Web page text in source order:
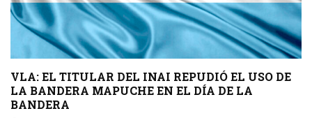
VLA: EL TITULAR DEL INAI REPUDIÓ EL USO DE
LA BANDERA MAPUCHE EN EL DÍA DE LA
BANDERA